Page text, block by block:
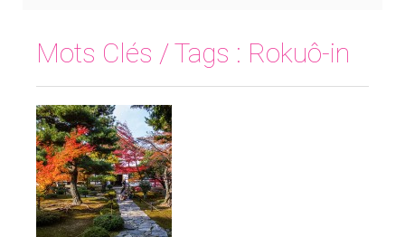
Mots Clés / Tags : Rokuô-in